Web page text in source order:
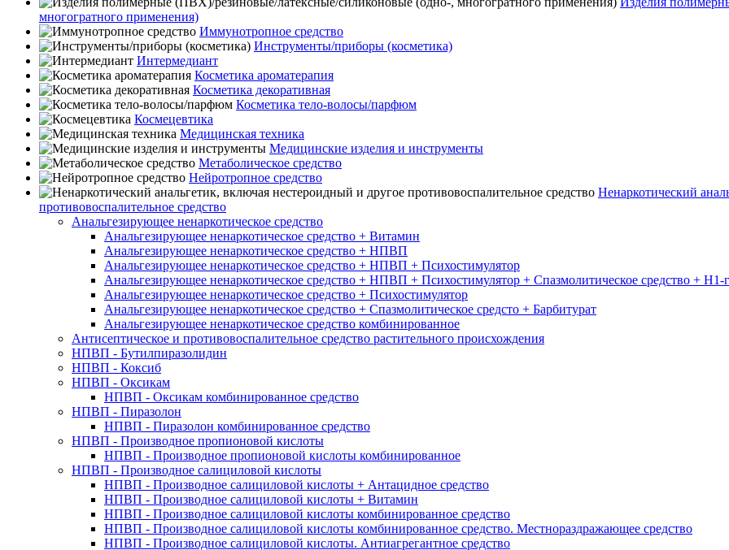
многогратного применения)
Иммунотропное средство
Инструменты/приборы (косметика)
Интермедиант
Косметика ароматерапия
Косметика декоративная
Косметика тело-волосы/парфюм
Космецевтика
Медицинская техника
Медицинские изделия и инструменты
Метаболическое средство
Нейротропное средство
Ненаркотический
противовоспалительное средство
Анальгезирующее ненаркотическое средство
Анальгезирующее ненаркотическое средство + Витамин
Анальгезирующее ненаркотическое средство + НПВП
Анальгезирующее ненаркотическое средство + НПВП + Психостимулятор
Анальгезирующее ненаркотическое средство + НПВП + Психостимулятор + Спазмолитическое средство + H1-
Анальгезирующее ненаркотическое средство + Психостимулятор
Анальгезирующее ненаркотическое средство + Спазмолитическое средсто + Барбитурат
Анальгезирующее ненаркотическое средство комбинированное
Антисептическое и противовоспалительное средство растительного происхождения
НПВП - Бутилпиразолидин
НПВП - Коксиб
НПВП - Оксикам
НПВП - Оксикам комбинированное средство
НПВП - Пиразолон
НПВП - Пиразолон комбинированное средство
НПВП - Производное пропионовой кислоты
НПВП - Производное пропионовой кислоты комбинированное
НПВП - Производное салициловой кислоты
НПВП - Производное салициловой кислоты + Антацидное средство
НПВП - Производное салициловой кислоты + Витамин
НПВП - Производное салициловой кислоты комбинированное средство
НПВП - Производное салициловой кислоты комбинированное средство. Местнораздражающее средство
НПВП - Производное салициловой кислоты. Антиагрегантное средство